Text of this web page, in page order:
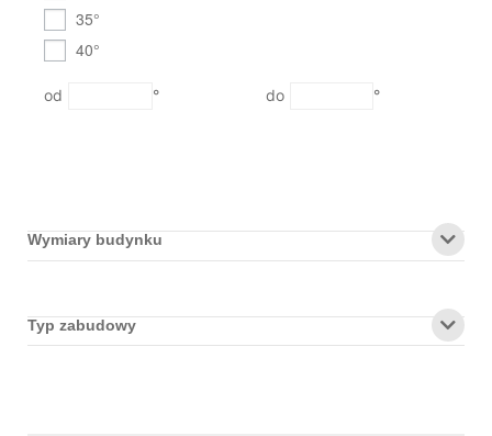
35°
40°
° °
Wymiary budynku
Typ zabudowy